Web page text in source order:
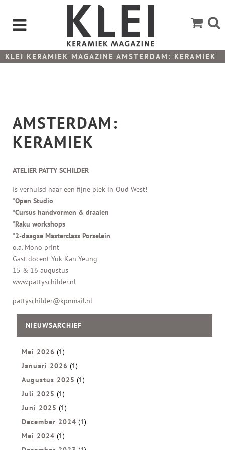
KLEI KERAMIEK MAGAZINE AMSTERDAM: KERAMIEK
AMSTERDAM:
KERAMIEK
ATELIER PATTY SCHILDER
Is verhuisd naar een fijne plek in Oud West!
*Open Studio
*Cursus handvormen & draaien
*Raku workshops
*2-daagse Masterclass Porselein
o.a. Mono print
Gast docent Yuk Kan Yeung
15 & 16 augustus
www.pattyschilder.nl
pattyschilder@kpnmail.nl
NIEUWSARCHIEF
Mei 2026 (1)
Januari 2026 (1)
Augustus 2025 (1)
Juli 2025 (1)
Juni 2025 (1)
December 2024 (1)
Mei 2024 (1)